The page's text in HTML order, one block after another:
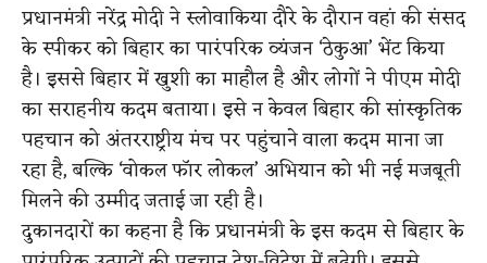
प्रधानमंत्री नरेंद्र मोदी ने स्लोवाकिया दौरे के दौरान वहां की संसद
के स्पीकर को बिहार का पारंपरिक व्यंजन ‘ठेकुआ’ भेंट किया
है। इससे बिहार में खुशी का माहौल है और लोगों ने पीएम मोदी
का सराहनीय कदम बताया। इसे न केवल बिहार की सांस्कृतिक
पहचान को अंतरराष्ट्रीय मंच पर पहुंचाने वाला कदम माना जा
रहा है, बल्कि ‘वोकल फॉर लोकल’ अभियान को भी नई मजबूती
मिलने की उम्मीद जताई जा रही है।
दुकानदारों का कहना है कि प्रधानमंत्री के इस कदम से बिहार के